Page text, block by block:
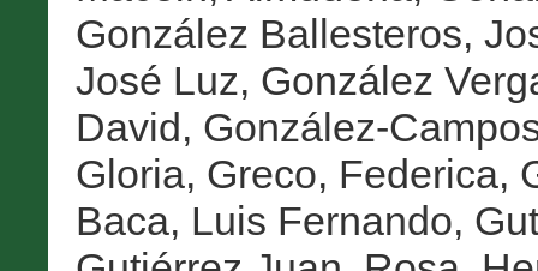
González Ballesteros,
José Luz, González
David, González-
Gloria, Greco, Federica,
Baca, Luis Fernando,